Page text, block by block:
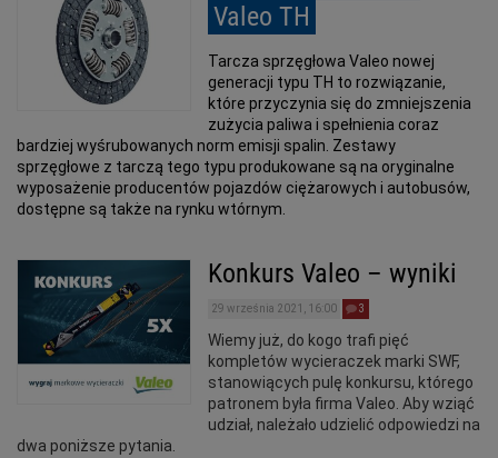
Valeo TH
Tarcza sprzęgłowa Valeo nowej
generacji typu TH to rozwiązanie,
które przyczynia się do zmniejszenia
zużycia paliwa i spełnienia coraz
bardziej wyśrubowanych norm emisji spalin. Zestawy
sprzęgłowe z tarczą tego typu produkowane są na oryginalne
wyposażenie producentów pojazdów ciężarowych i autobusów,
dostępne są także na rynku wtórnym.
Konkurs Valeo – wyniki
29 września 2021, 16:00 3
Wiemy już, do kogo trafi pięć
kompletów wycieraczek marki SWF,
stanowiących pulę konkursu, którego
patronem była firma Valeo. Aby wziąć
udział, należało udzielić odpowiedzi na
dwa poniższe pytania.